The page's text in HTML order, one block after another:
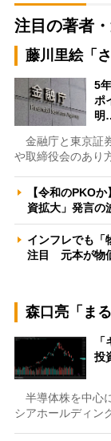
注目の著者
藤川里絵「
5
ポ
明
金融庁と東京証
や取締役会のあり
【令和のPKO
資拡大」発言
インフレでも「
注目 元本が物
森口亮「ま
投
半導体株を中心
シアホールディン